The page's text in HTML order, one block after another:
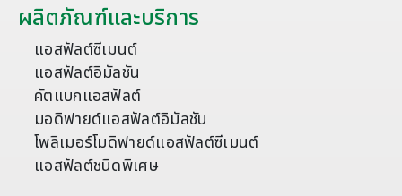
ผลิตภัณฑ์และบริการ
แอสฟัลต์ซีเมนต์
แอสฟัลต์อิมัลชัน
คัตแบกแอสฟัลต์
มอดิฟายด์แอสฟัลต์อิมัลชัน
โพลิเมอร์โมดิฟายด์แอสฟัลต์ซีเมนต์
แอสฟัลต์ชนิดพิเศษ